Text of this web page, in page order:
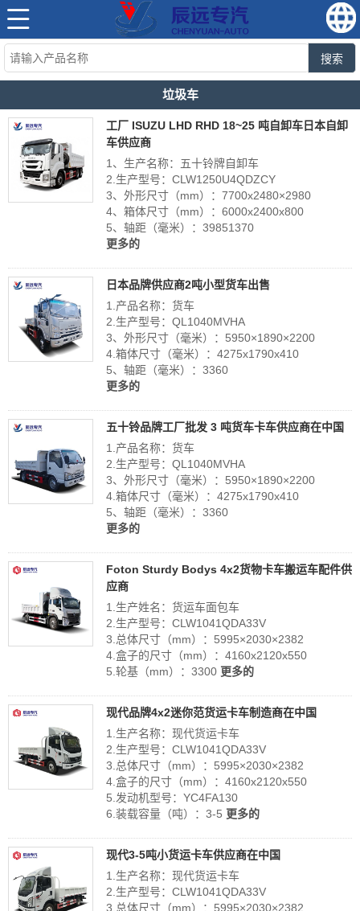
搜索
垃圾车
工厂 ISUZU LHD RHD 18~25 吨自卸车日本自卸
车供应商
1、生产名称：五十铃牌自卸车
2.生产型号：CLW1250U4QDZCY
3、外形尺寸（mm）：7700x2480×2980
4、箱体尺寸（mm）：6000x2400x800
5、轴距（毫米）：39851370
更多的
日本品牌供应商2吨小型货车出售
1.产品名称：货车
2.生产型号：QL1040MVHA
3、外形尺寸（毫米）：5950×1890×2200
4.箱体尺寸（毫米）：4275x1790x410
5、轴距（毫米）：3360
更多的
五十铃品牌工厂批发 3 吨货车卡车供应商在中国
1.产品名称：货车
2.生产型号：QL1040MVHA
3、外形尺寸（毫米）：5950×1890×2200
4.箱体尺寸（毫米）：4275x1790x410
5、轴距（毫米）：3360
更多的
Foton Sturdy Bodys 4x2货物卡车搬运车配件供
应商
1.生产姓名：货运车面包车
2.生产型号：CLW1041QDA33V
3.总体尺寸（mm）：5995×2030×2382
4.盒子的尺寸（mm）：4160x2120x550
5.轮基（mm）：3300 更多的
现代品牌4x2迷你范货运卡车制造商在中国
1.生产名称：现代货运卡车
2.生产型号：CLW1041QDA33V
3.总体尺寸（mm）：5995×2030×2382
4.盒子的尺寸（mm）：4160x2120x550
5.发动机型号：YC4FA130
6.装载容量（吨）：3-5 更多的
现代3-5吨小货运卡车供应商在中国
1.生产名称：现代货运卡车
2.生产型号：CLW1041QDA33V
3.总体尺寸（mm）：5995×2030×2382